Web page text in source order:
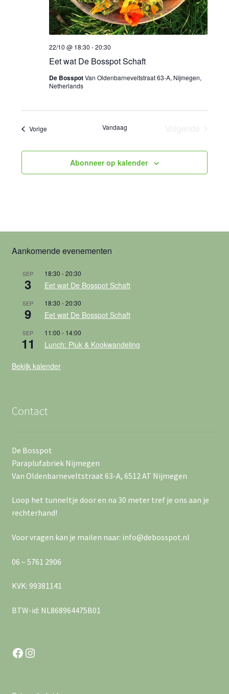
Eet wat De Bosspot Schaft
22/10 @ 18:30 -20:30
De BosspotVan Oldenbarneveltstraat 63-A, Nijmegen,
Netherlands
Vorige Vandaag
Abonneer op kalender
Aankomende evenementen
SEP
3
18:30 -20:30
Eet wat De Bosspot Schaft
SEP
9
18:30 -20:30
Eet wat De Bosspot Schaft
SEP
11
11:00 - 14:00
Lunch: Pluk & Kookwandeling
Bekijk kalender
Contact
De Bosspot
Paraplufabriek Nijmegen
Van Oldenbarneveltstraat 63-A, 6512 AT Nijmegen
Loop het tunneltje door en na 30 meter tref je ons aan je
rechterhand!
Voor vragen kan je mailen naar: info@debosspot.nl
06 – 5761 2906
KVK: 99381141
BTW-id: NL868964475B01
Facebook
Instagram